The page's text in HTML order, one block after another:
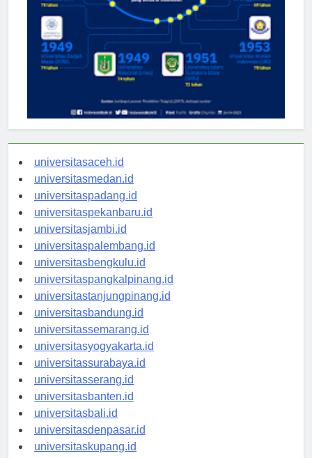
universitasaceh.id
universitasmedan.id
universitaspadang.id
universitaspekanbaru.id
universitasjambi.id
universitaspalembang.id
universitasbengkulu.id
universitaspangkalpinang.id
universitastanjungpinang.id
universitasbandung.id
universitassemarang.id
universitasyogyakarta.id
universitassurabaya.id
universitasserang.id
universitasbanten.id
universitasbali.id
universitasdenpasar.id